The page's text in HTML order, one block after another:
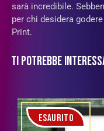
sarà incredibile.
per chi desidera
Print.
TI POTREBBE
ESAURITO